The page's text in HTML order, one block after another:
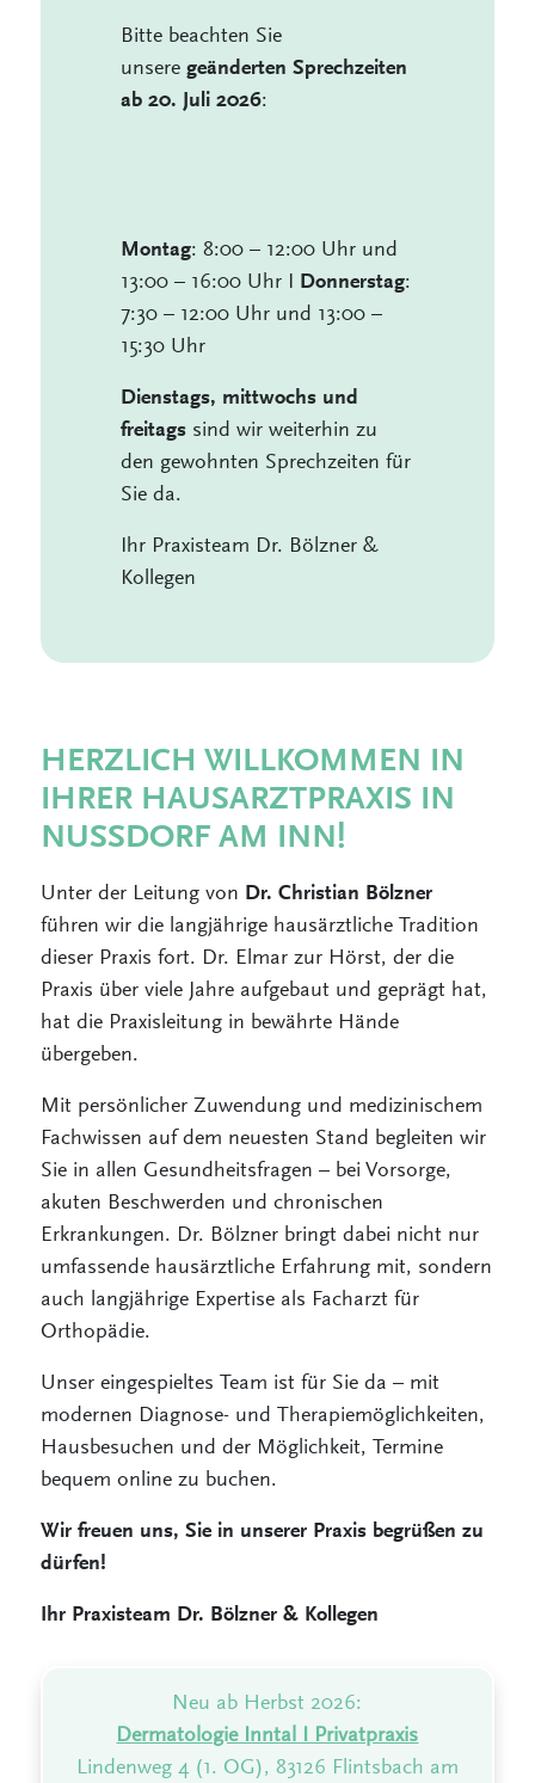
Bitte beachten Sie
unsere geänderten Sprechzeiten
ab 20. Juli 2026:
Montag: 8:00 – 12:00 Uhr und
13:00 – 16:00 Uhr I Donnerstag:
7:30 – 12:00 Uhr und 13:00 –
15:30 Uhr
Dienstags, mittwochs und
freitagssind wir weiterhin zu
den gewohnten Sprechzeiten für
Sie da.
Ihr Praxisteam Dr. Bölzner &
Kollegen
HERZLICH WILLKOMMEN IN
IHRER HAUSARZTPRAXIS IN
NUSSDORF AM INN!
Unter der Leitung von Dr. Christian Bölzner
führen wir die langjährige hausärztliche Tradition
dieser Praxis fort. Dr. Elmar zur Hörst, der die
Praxis über viele Jahre aufgebaut und geprägt hat,
hat die Praxisleitung in bewährte Hände
übergeben.
Mit persönlicher Zuwendung und medizinischem
Fachwissen auf dem neuesten Stand begleiten wir
Sie in allen Gesundheitsfragen – bei Vorsorge,
akuten Beschwerden und chronischen
Erkrankungen. Dr. Bölzner bringt dabei nicht nur
umfassende hausärztliche Erfahrung mit, sondern
auch langjährige Expertise als Facharzt für
Orthopädie.
Unser eingespieltes Team ist für Sie da – mit
modernen Diagnose- und Therapiemöglichkeiten,
Hausbesuchen und der Möglichkeit, Termine
bequem online zu buchen.
Wir freuen uns, Sie in unserer Praxis begrüßen zu
dürfen!
Ihr Praxisteam Dr. Bölzner & Kollegen
Neu ab Herbst 2026:
Dermatologie Inntal I Privatpraxis
Lindenweg 4 (1. OG), 83126 Flintsbach am